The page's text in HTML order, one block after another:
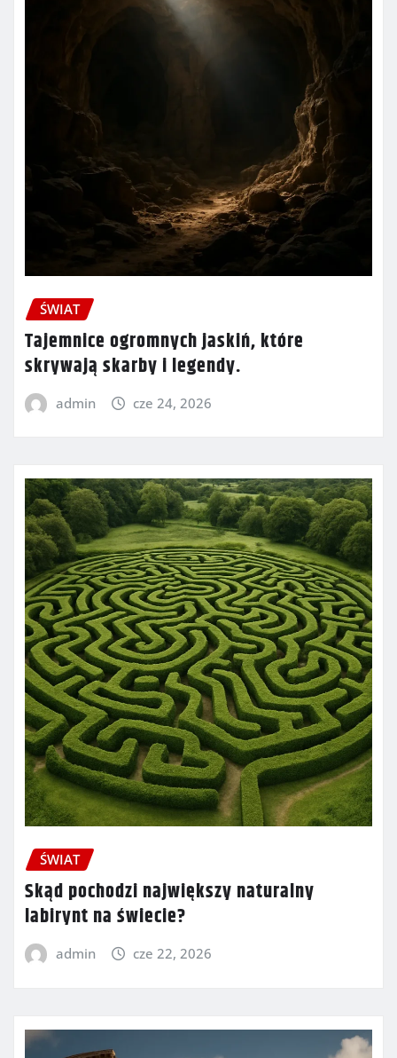
ŚWIAT
Tajemnice ogromnych jaskiń, które
skrywają skarby i legendy.
admin cze 24, 2026
ŚWIAT
Skąd pochodzi największy naturalny
labirynt na świecie?
admin cze 22, 2026